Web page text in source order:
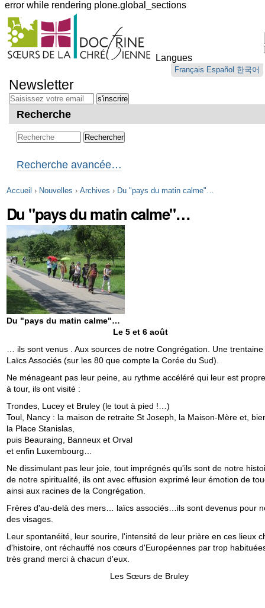
error while rendering plone.global_sections
Outils
personnels
Langues
Français Español 한국어
au
contenu.
Aller
navigation
Newsletter
Recherche
Recherche avancée…
Accueil › Nouvelles › Archives › Du "pays du matin calme"…
Du "pays du matin calme"…
Du "pays du matin
Le 5 et 6 août
… ils sont venus . Aux sources de notre Congrégation. Une trentaine
Laïcs Associés (sur les 80 que compte la Corée du Sud).
Ne ménageant pas leur peine, au rythme accéléré qui leur est
à tour, ils ont visité :
Trondes, Lucey et Bruley (le tout à pied !…)
Toul, Nancy : la maison de retraite St Joseph, la Maison-Mère et,
la Place Stanislas,
puis Beauraing, Banneux et Orval
et enfin Luxembourg…
Ne dissimulant pas leur joie, tout imprégnés qu'ils sont de notre
de notre spiritualité, ils ont avec effusion exprimé leur émotion de
ainsi aux racines de la Congrégation.
Frères d'au-delà des mers… laïcs associés…ils sont devenus pour
des visages.
Leur spontanéité, leur sourire, l'intensité de leur prière en ces lieux
d'histoire, ont réchauffé nos cœurs d'Européennes par trop
très grand merci à chacun d'eux.
Les Sœurs de Bruley